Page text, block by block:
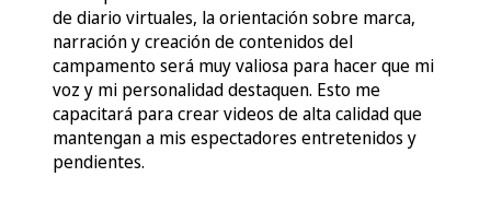
de diario virtuales, la orientación sobre marca,
narración y creación de contenidos del
campamento será muy valiosa para hacer que mi
voz y mi personalidad destaquen. Esto me
capacitará para crear videos de alta calidad que
mantengan a mis espectadores entretenidos y
pendientes.